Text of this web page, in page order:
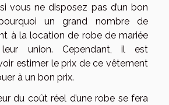
vous ne disposez pas d’un bon
un grand nombre de
à la location de robe de mariée
union. Cependant, il est
estimer le prix de ce vêtement
à un bon prix.
du coût réel d’une robe se fera